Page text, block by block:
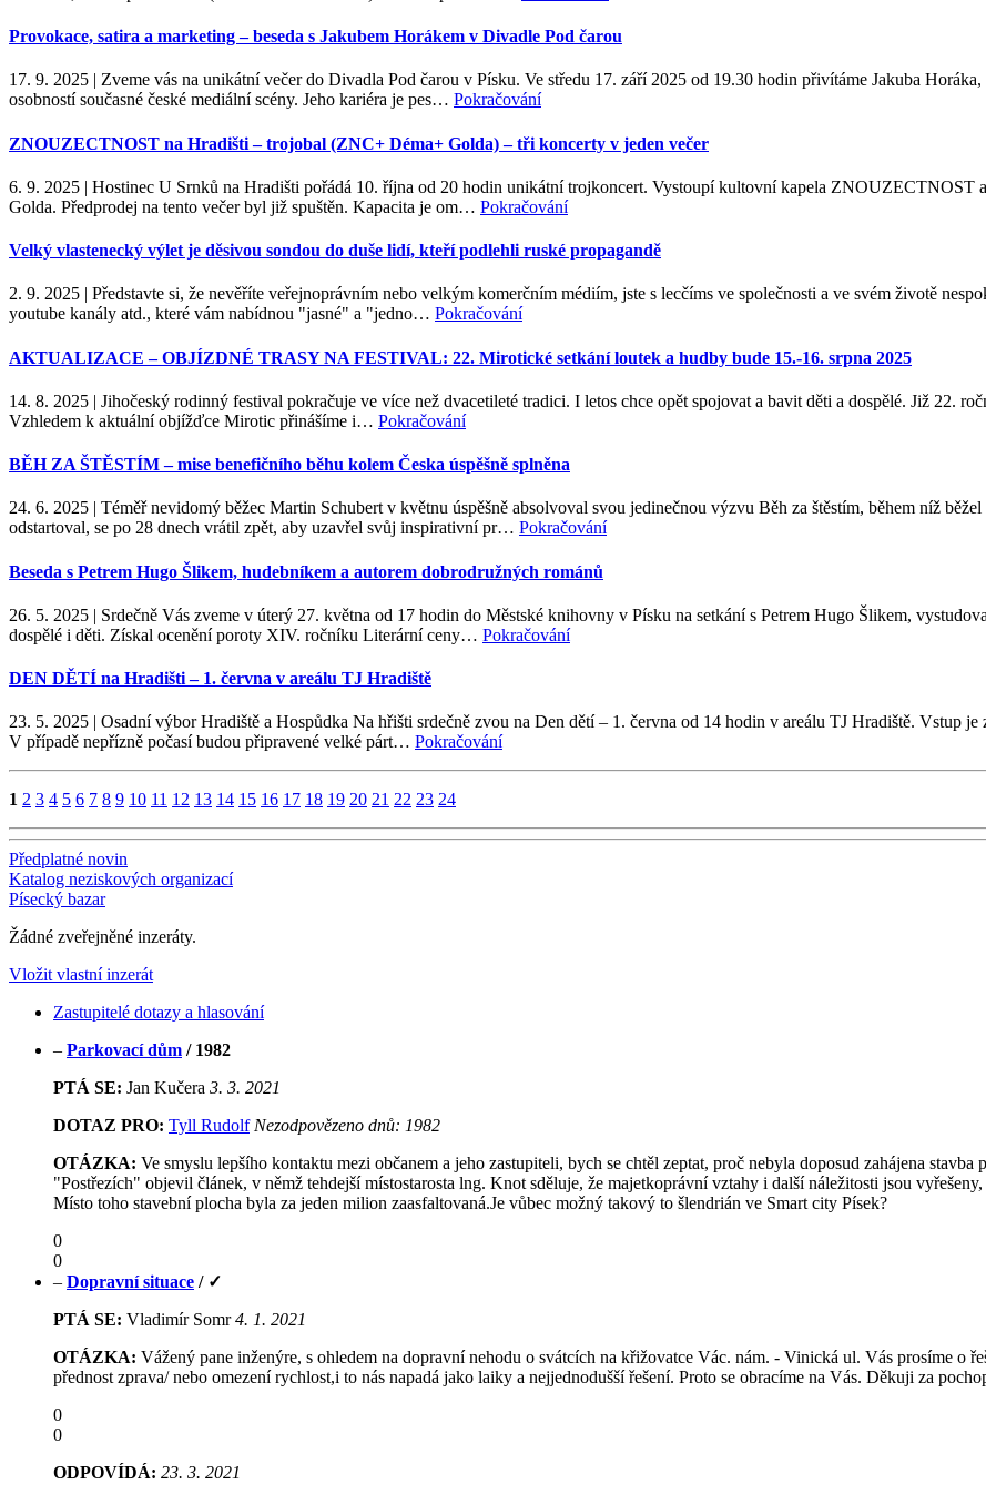
Provokace, satira a marketing – beseda s Jakubem Horákem v Divadle Pod čarou
17. 9. 2025 | Zveme vás na unikátní večer do Divadla Pod čarou v Písku. Ve středu 17. září 2025 od 19.30 hodin přivítáme Jakuba
osobností současné české mediální scény. Jeho kariéra je pes… Pokračování
ZNOUZECTNOST na Hradišti – trojobal (ZNC+ Déma+ Golda) – tři koncerty v jeden večer
6. 9. 2025 | Hostinec U Srnků na Hradišti pořádá 10. října od 20 hodin unikátní trojkoncert. Vystoupí kultovní kapela ZNOUZECTNOST
Golda. Předprodej na tento večer byl již spuštěn. Kapacita je om… Pokračování
Velký vlastenecký výlet je děsivou sondou do duše lidí, kteří podlehli ruské propagandě
2. 9. 2025 | Představte si, že nevěříte veřejnoprávním nebo velkým komerčním médiím, jste s lecčíms ve společnosti a ve svém životě
youtube kanály atd., které vám nabídnou "jasné" a "jedno… Pokračování
AKTUALIZACE – OBJÍZDNÉ TRASY NA FESTIVAL: 22. Mirotické setkání loutek a hudby bude 15.-16. srpna 2025
14. 8. 2025 | Jihočeský rodinný festival pokračuje ve více než dvacetileté tradici. I letos chce opět spojovat a bavit děti a dospělé. Již 22.
Vzhledem k aktuální objížďce Mirotic přinášíme i… Pokračování
BĚH ZA ŠTĚSTÍM – mise benefičního běhu kolem Česka úspěšně splněna
24. 6. 2025 | Téměř nevidomý běžec Martin Schubert v květnu úspěšně absolvoval svou jedinečnou výzvu Běh za štěstím, během níž
odstartoval, se po 28 dnech vrátil zpět, aby uzavřel svůj inspirativní pr… Pokračování
Beseda s Petrem Hugo Šlikem, hudebníkem a autorem dobrodružných románů
26. 5. 2025 | Srdečně Vás zveme v úterý 27. května od 17 hodin do Městské knihovny v Písku na setkání s Petrem Hugo Šlikem,
dospělé i děti. Získal ocenění poroty XIV. ročníku Literární ceny… Pokračování
DEN DĚTÍ na Hradišti – 1. června v areálu TJ Hradiště
23. 5. 2025
Osadní výbor Hradiště a Hospůdka Na hřišti srdečně zvou na Den dětí – 1. června od 14 hodin v areálu TJ Hradiště. Vstup
V případě nepřízně počasí budou připravené velké párt… Pokračování
1 2 3 4 5 6 7 8 9 10 11 12 13 14 15 16 17 18 19 20 21 22 23 24
Předplatné novin
Katalog neziskových organizací
Písecký bazar
Žádné zveřejněné inzeráty.
Vložit vlastní inzerát
Zastupitelé dotazy a hlasování
– Parkovací dům / 1982
PTÁ SE: Jan Kučera 3. 3. 2021
DOTAZ PRO: Tyll Rudolf Nezodpovězeno dnů: 1982
OTÁZKA: Ve smyslu lepšího kontaktu mezi občanem a jeho zastupiteli, bych se chtěl zeptat, proč nebyla doposud zahájena
"Postřezích" objevil článek, v němž tehdejší místostarosta lng. Knot sděluje, že majetkoprávní vztahy i další náležitosti jsou
Místo toho stavební plocha byla za jeden milion zaasfaltovaná.Je vůbec možný takový to šlendrián ve Smart city Písek?
0
0
– Dopravní situace / ✓
PTÁ SE: Vladimír Somr4. 1. 2021
OTÁZKA: Vážený pane inženýre, s ohledem na dopravní nehodu o svátcích na křižovatce Vác. nám. - Vinická ul. Vás prosíme o
přednost zprava/ nebo omezení rychlost,i to nás napadá jako laiky a nejjednodušší řešení. Proto se obracíme na Vás. Děkuji za
0
0
ODPOVÍDÁ: 23. 3. 2021